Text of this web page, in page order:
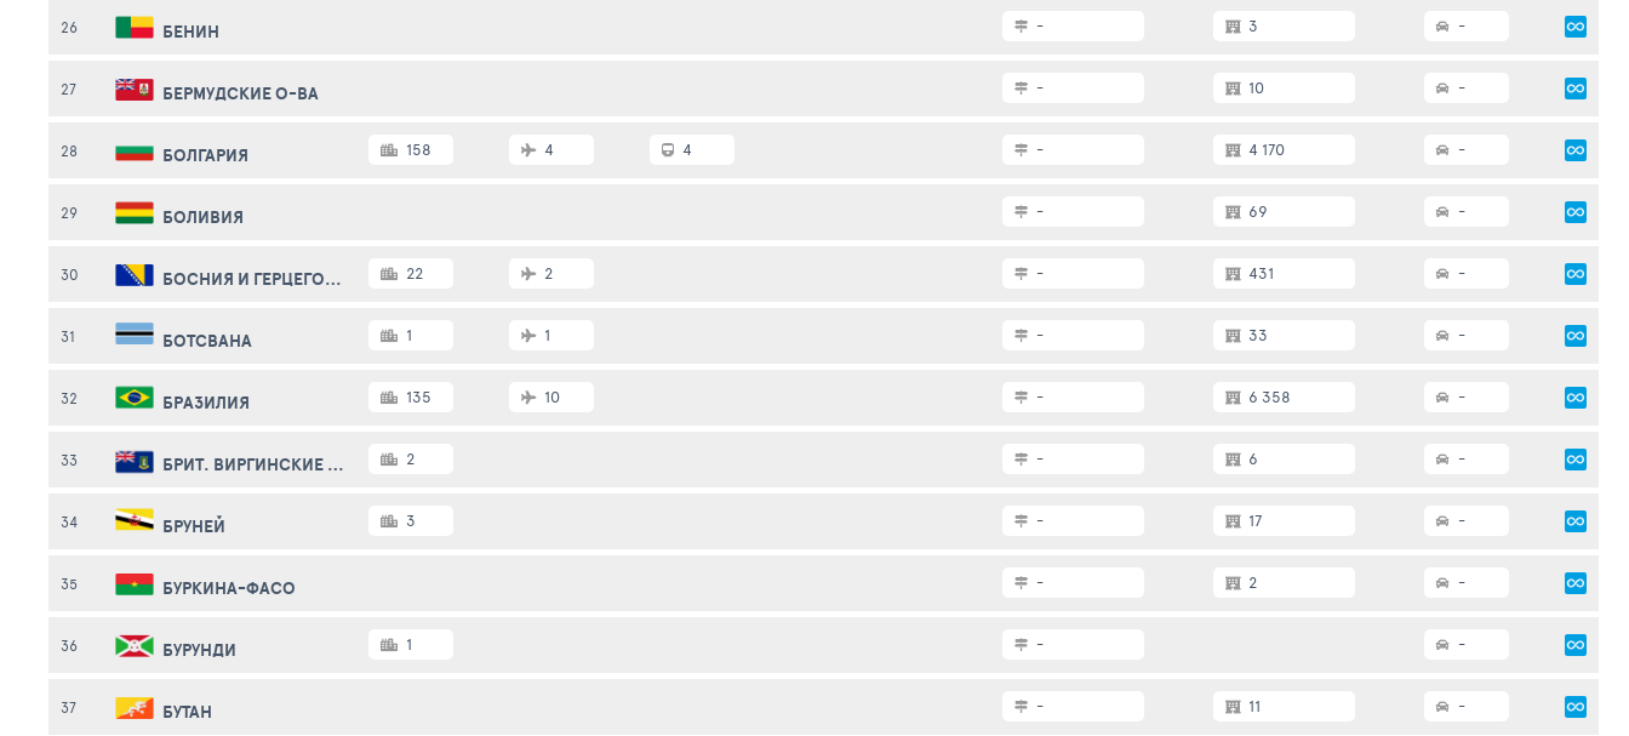
26 БЕНИН - 3 -
27 БЕРМУДСКИЕ О-ВА - 10 -
28 БОЛГАРИЯ 158 4 4 - 4 170 -
29 БОЛИВИЯ - 69 -
30 БОСНИЯ И ГЕРЦЕГОВИНА 22 2 - 431 -
31 БОТСВАНА 1 1 - 33 -
32 БРАЗИЛИЯ 135 10 - 6 358 -
33 БРИТ. ВИРГИНСКИЕ О-ВА 2 - 6 -
34 БРУНЕЙ 3 - 17 -
35 БУРКИНА-ФАСО - 2 -
36 БУРУНДИ 1 - -
37 БУТАН - 11 -